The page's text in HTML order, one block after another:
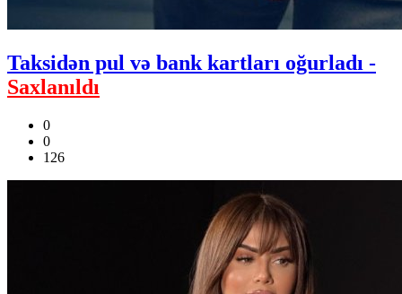
Taksidən pul və bank kartları oğurladı -
Saxlanıldı
0
0
126